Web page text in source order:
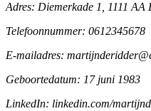
Adres: Diemerkade 1, 1111 AA
Telefoonnummer: 0612345678
E-mailadres:
Geboortedatum: 17 juni 1983
LinkedIn: linkedin.com/